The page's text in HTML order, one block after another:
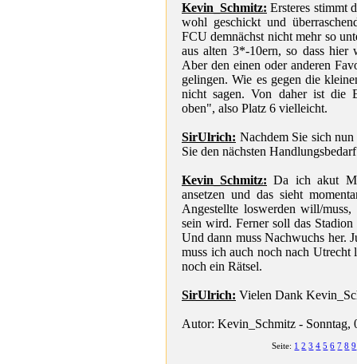
Kevin_Schmitz: Ersteres stimmt
wohl geschickt und
FCU demnächst nicht mehr so
aus alten 3*-10ern, so dass
Aber den einen oder anderen
gelingen. Wie es gegen die
nicht sagen. Von daher ist die
oben", also Platz 6 vielleicht.
SirUlrich: Nachdem Sie sich
Sie den nächsten
Kevin_Schmitz: Da ich akut
ansetzen und das sieht
Angestellte loswerden will/
sein wird. Ferner soll das
Und dann muss Nachwuchs her.
muss ich auch noch nach
noch ein Rätsel.
SirUlrich: Vielen Dank
Autor: Kevin_Schmitz - Sonntag,
Seite: 1 2 3 4 5 6 7 8 9